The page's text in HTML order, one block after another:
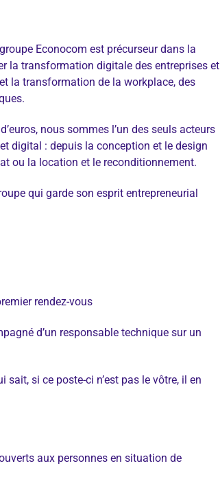
groupe Econocom est précurseur dans la
la transformation digitale des entreprises et
la transformation de la workplace, des
nous sommes l’un des seuls acteurs
digital : depuis la conception et le design
ou la location et le reconditionnement.
qui garde son esprit entrepreneurial
rendez-vous
d’un responsable technique sur un
si ce poste-ci n’est pas le vôtre, il en
aux personnes en situation de